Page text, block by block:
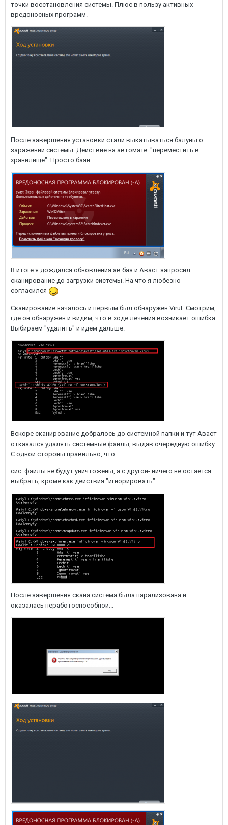
точки восстановления системы. Плюс в пользу активных
вредоносных программ.
После завершения установки стали выкатываться балуны о
заражении системы. Действие на автомате: "переместить в
хранилище". Просто баян.
В итоге я дождался обновления ав баз и Аваст запросил
сканирование до загрузки системы. На что я любезно
согласился
Сканирование началось и первым был обнаружен Virut. Смотрим,
где он обнаружен и видим, что в ходе лечения возникает ошибка.
Выбираем "удалить" и идём дальше.
Вскоре сканирование добралось до системной папки и тут Аваст
отказался удалять системные файлы, выдав очередную ошибку.
С одной стороны правильно, что
сис. файлы не будут уничтожены, а с другой- ничего не остаётся
выбрать, кроме как действия "игнорировать".
После завершения скана система была парализована и
оказалась неработоспособной...